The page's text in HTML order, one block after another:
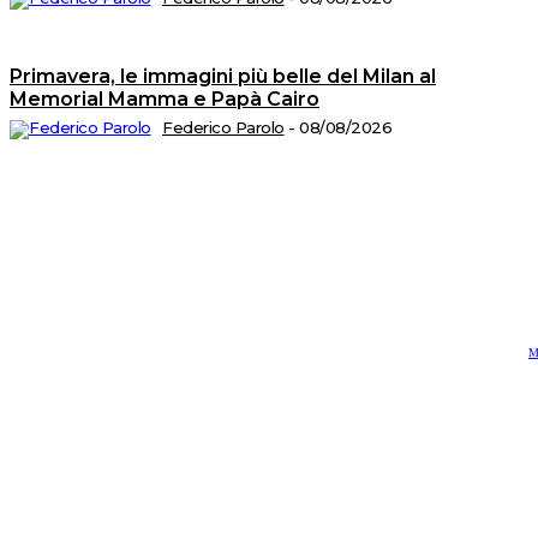
Primavera, le immagini più belle del Milan al
Memorial Mamma e Papà Cairo
Federico Parolo - 08/08/2026